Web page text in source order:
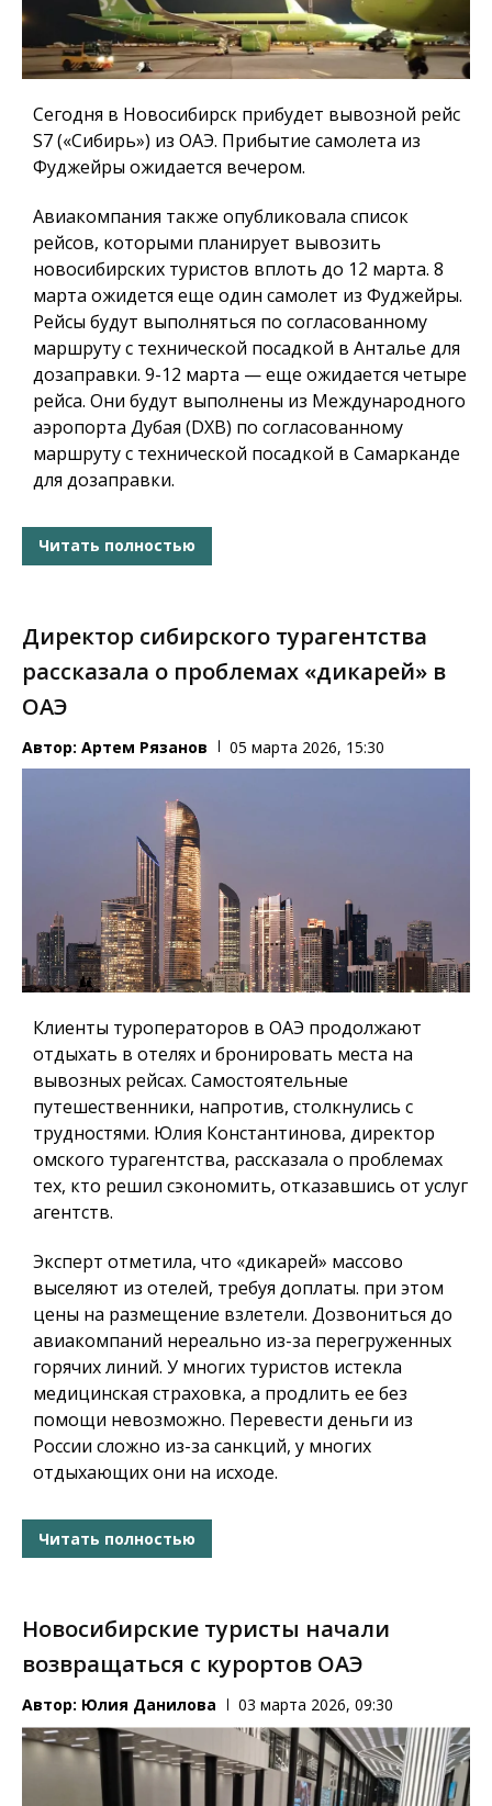
Сегодня в Новосибирск прибудет вывозной рейс
S7 («Сибирь») из ОАЭ. Прибытие самолета из
Фуджейры ожидается вечером.
Авиакомпания также опубликовала список
рейсов, которыми планирует вывозить
новосибирских туристов вплоть до 12 марта. 8
марта ожидется еще один самолет из Фуджейры.
Рейсы будут выполняться по согласованному
маршруту с технической посадкой в Анталье для
дозаправки. 9-12 марта — еще ожидается четыре
рейса. Они будут выполнены из Международного
аэропорта Дубая (DXB) по согласованному
маршруту с технической посадкой в Самарканде
для дозаправки.
Читать полностью
Директор сибирского турагентства
рассказала о проблемах «дикарей» в
ОАЭ
Автор: Артем Рязанов 05 марта 2026, 15:30
Клиенты туроператоров в ОАЭ продолжают
отдыхать в отелях и бронировать места на
вывозных рейсах. Самостоятельные
путешественники, напротив, столкнулись с
трудностями. Юлия Константинова, директор
омского турагентства, рассказала о проблемах
тех, кто решил сэкономить, отказавшись от услуг
агентств.
Эксперт отметила, что «дикарей» массово
выселяют из отелей, требуя доплаты. при этом
цены на размещение взлетели. Дозвониться до
авиакомпаний нереально из-за перегруженных
горячих линий. У многих туристов истекла
медицинская страховка, а продлить ее без
помощи невозможно. Перевести деньги из
России сложно из-за санкций, у многих
отдыхающих они на исходе.
Читать полностью
Новосибирские туристы начали
возвращаться с курортов ОАЭ
Автор: Юлия Данилова 03 марта 2026, 09:30